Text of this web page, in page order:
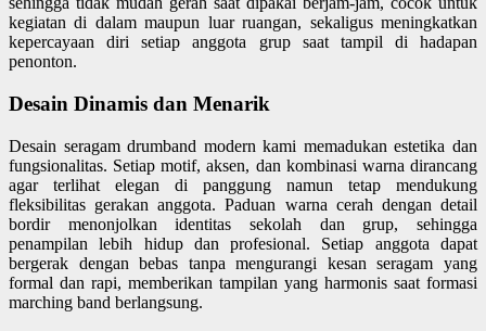
kegiatan di dalam maupun luar ruangan, sekaligus meningkatkan
kepercayaan diri setiap anggota grup saat tampil di hadapan
penonton.
Desain Dinamis dan Menarik
Desain seragam drumband modern kami memadukan estetika dan
fungsionalitas. Setiap motif, aksen, dan kombinasi warna dirancang
agar terlihat elegan di panggung namun tetap mendukung
fleksibilitas gerakan anggota. Paduan warna cerah dengan detail
bordir menonjolkan identitas sekolah dan grup, sehingga
penampilan lebih hidup dan profesional. Setiap anggota dapat
bergerak dengan bebas tanpa mengurangi kesan seragam yang
formal dan rapi, memberikan tampilan yang harmonis saat formasi
marching band berlangsung.